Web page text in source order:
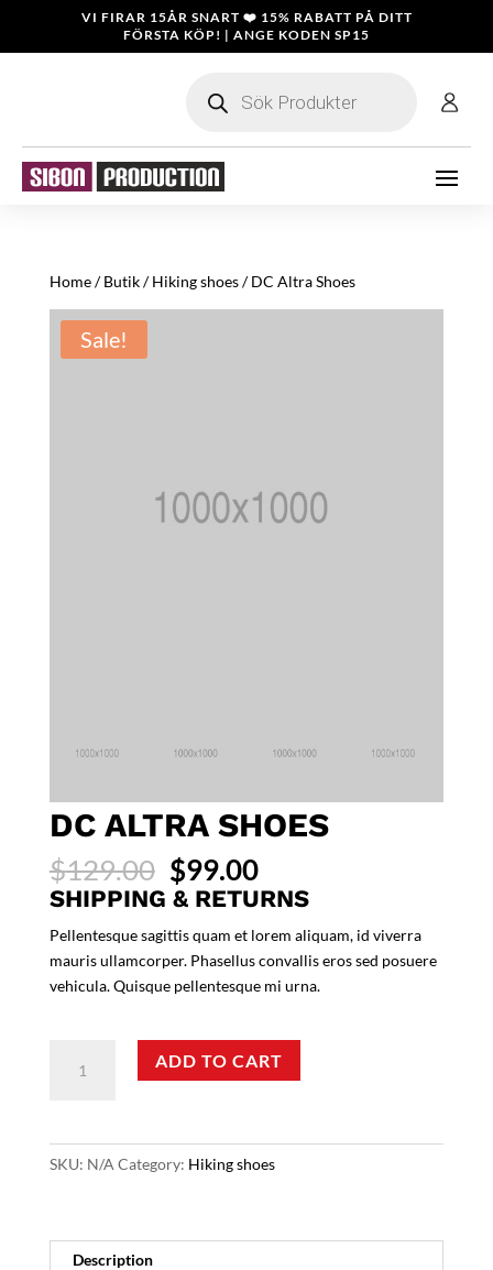
VI FIRAR 15ÅR SNART ❤️ 15% RABATT PÅ DITT
FÖRSTA KÖP! | ANGE KODEN SP15
search
Home/Butik/Hiking shoes/ DC Altra Shoes
Sale!
DC ALTRA SHOES
$129.00 Original
price
was:
$129.00.
$99.00Current
price
is:
$99.00.
SHIPPING & RETURNS
Pellentesque sagittis quam et lorem aliquam, id viverra
mauris ullamcorper. Phasellus convallis eros sed posuere
vehicula. Quisque pellentesque mi urna.
Altra
ADD TO CART
SKU: N/A Category: Hiking shoes
Description